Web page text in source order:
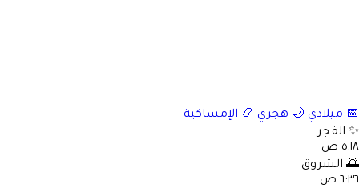
📅 ميلادي 🌙 هجري 📿 الإمساكية
✨ الفجر
٥:١٨ ص
🌅 الشروق
٦:٣٦ ص